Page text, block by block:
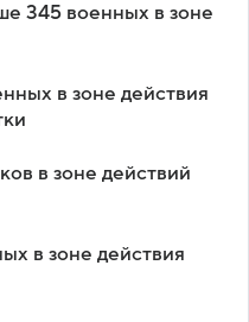
345 военных в зоне
в зоне действия
в зоне действий
в зоне действия